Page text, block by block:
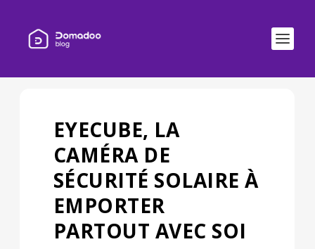
EYECUBE, LA
CAMÉRA DE
SÉCURITÉ SOLAIRE À
EMPORTER
PARTOUT AVEC SOI